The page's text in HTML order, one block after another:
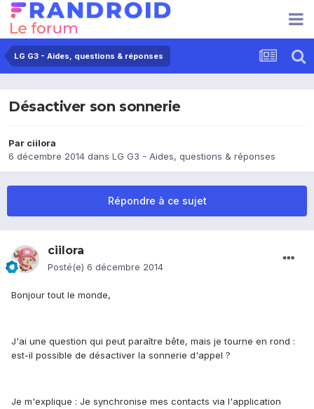
LG G3 - Aides, questions & réponses
Désactiver son sonnerie
Par ciilora
6 décembre 2014 dans LG G3 - Aides, questions & réponses
Répondre à ce sujet
ciilora
Posté(e) 6 décembre 2014
Bonjour tout le monde,
J'ai une question qui peut paraître bête, mais je tourne en rond :
est-il possible de désactiver la sonnerie d'appel ?
Je m'explique : Je synchronise mes contacts via l'application